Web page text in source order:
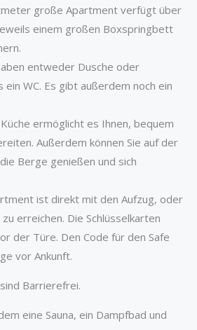
große Apartment verfügt über
einem großen Boxspringbett
entweder Dusche oder
ein WC. Es gibt außerdem noch ein
ermöglicht es Ihnen, bequem
Außerdem können Sie auf der
Berge genießen und sich
ist direkt mit den Aufzug, oder
erreichen. Die Schlüsselkarten
der Türe. Den Code für den Safe
vor Ankunft.
Barrierefrei.
eine Sauna, ein Dampfbad und